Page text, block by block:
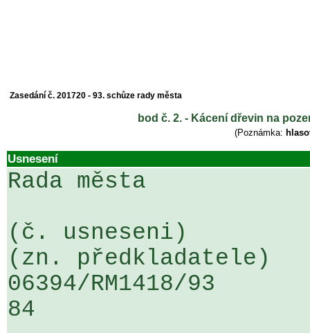
Zasedání č. 201720 - 93. schůze rady města
bod č. 2. - Kácení dřevin na
(Poznámka:
Usnesení
Rada města
(č. usneseni)
(zn. předkladatele)
06394/RM1418/
84